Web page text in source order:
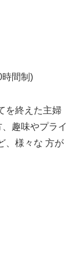
時間制)
を終えた主婦
趣味やプライ
、様々な 方が